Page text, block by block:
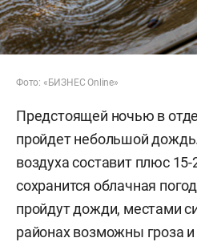
Фото: «БИЗНЕС Online»
Предстоящей ночью в
пройдет небольшой
воздуха составит плюс
сохранится облачная
пройдут дожди, местами
районах возможны гроза и